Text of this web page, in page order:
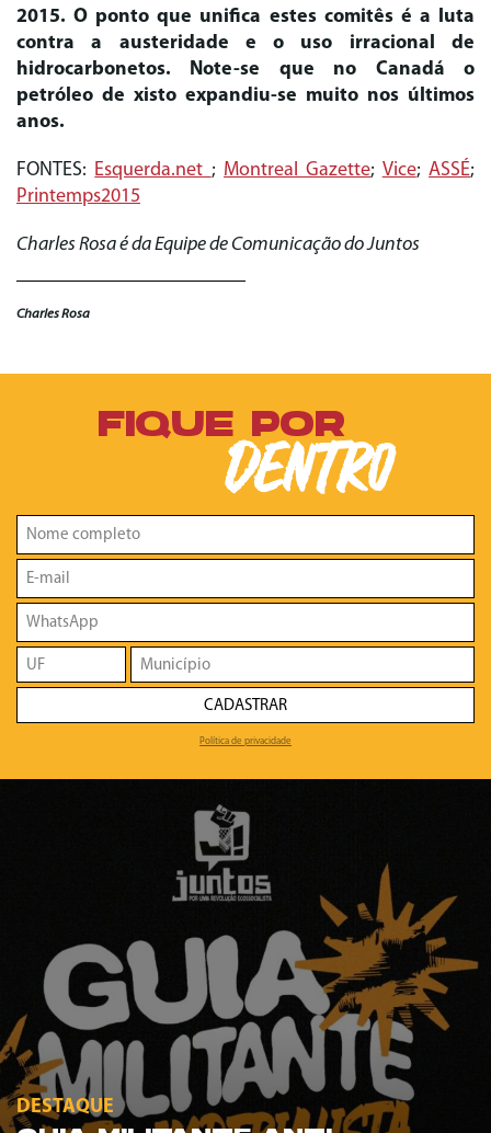
2015. O ponto que unifica estes comitês é a luta
contra a austeridade e o uso irracional de
hidrocarbonetos. Note-se que no Canadá o
petróleo de xisto expandiu-se muito nos últimos
anos.
FONTES: Esquerda.net ; Montreal Gazette; Vice;ASSÉ;
Printemps2015
Charles Rosa é da Equipe de Comunicação do Juntos
Charles Rosa
FIQUE POR
DENTRO
CADASTRAR
Política de privacidade
DESTAQUE